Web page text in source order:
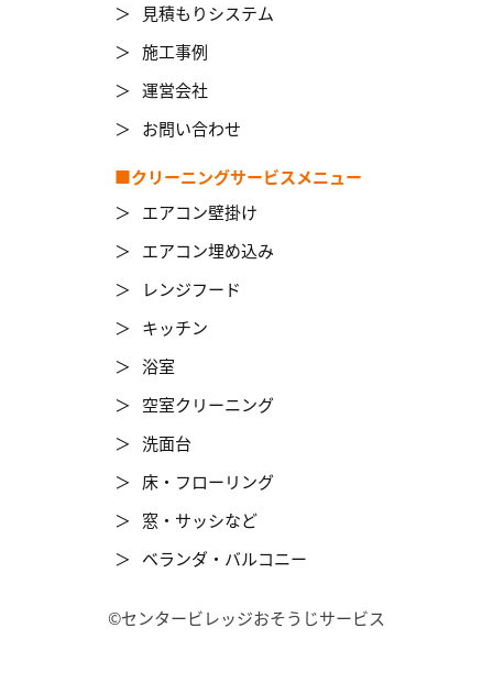
見積もりシステム
施工事例
運営会社
お問い合わせ
■クリーニングサービスメニュー
エアコン壁掛け
エアコン埋め込み
レンジフード
キッチン
浴室
空室クリーニング
洗面台
床・フローリング
窓・サッシなど
ベランダ・バルコニー
©センタービレッジおそうじサービス